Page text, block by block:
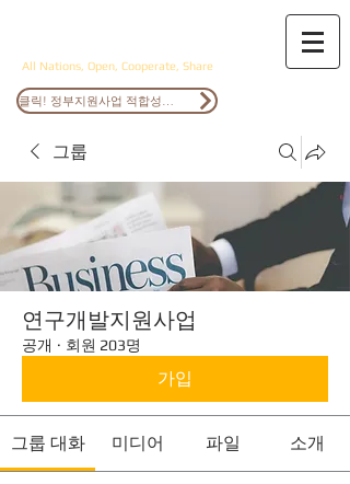
All Nations, Open, Cooperate, Share
그룹
연구개발지원사업
공개 · 회원 203명
가입
그룹 대화 미디어 파일 소개